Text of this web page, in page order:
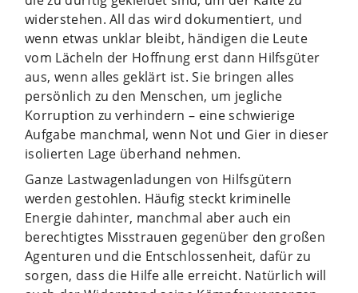
widerstehen. All das wird dokumentiert, und
wenn etwas unklar bleibt, händigen die Leute
vom Lächeln der Hoffnung erst dann Hilfsgüter
aus, wenn alles geklärt ist. Sie bringen alles
persönlich zu den Menschen, um jegliche
Korruption zu verhindern – eine schwierige
Aufgabe manchmal, wenn Not und Gier in dieser
isolierten Lage überhand nehmen.
Ganze Lastwagenladungen von Hilfsgütern
werden gestohlen. Häufig steckt kriminelle
Energie dahinter, manchmal aber auch ein
berechtigtes Misstrauen gegenüber den großen
Agenturen und die Entschlossenheit, dafür zu
sorgen, dass die Hilfe alle erreicht. Natürlich will